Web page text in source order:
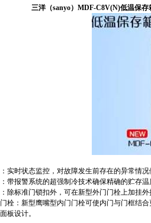
三洋（sanyo）MDF-C8V(N)低温保
实时状态监控，对故障发生前存在的异常情况
带报警系统的超强制冷技术确保精确的贮存温
除标准门锁扣外，可在新型外门门栓上加挂外
栓：新型鹰嘴型内门门栓可使内门与门框结合
板设计。